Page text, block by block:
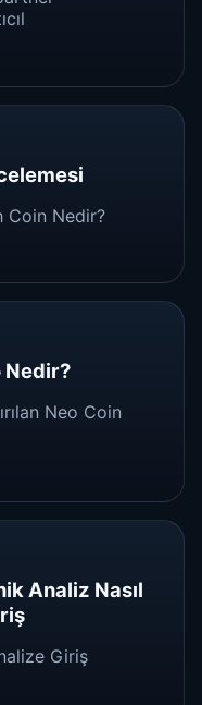
Coin Nedir?
Nedir?
Neo Coin
Analiz Nasıl
Giriş